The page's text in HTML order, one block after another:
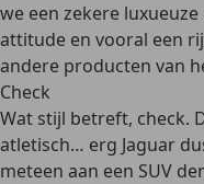
we een zekere
attitude en vooral een
andere producten van
Check
Wat stijl betreft, check.
atletisch… erg Jaguar
meteen aan een SUV